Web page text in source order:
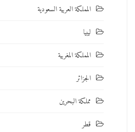
المملكة العربية السعودية
ليبيا
المملكة المغربية
الجزائر
مملكة البحرين
قطر